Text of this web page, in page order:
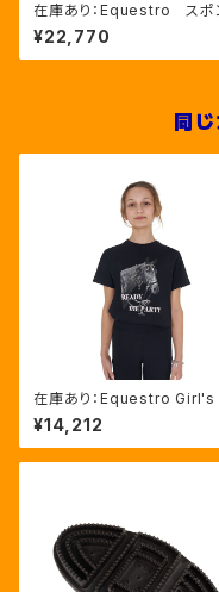
在庫あり：Equestro スポ
ロゴ 障害用ゼッケン ３色
TH09058）
¥22,770
同
在庫あり：Equestro
eady To The Party Ｔシ
ツ ラインストーンTシャツ（
A00249）
¥14,212